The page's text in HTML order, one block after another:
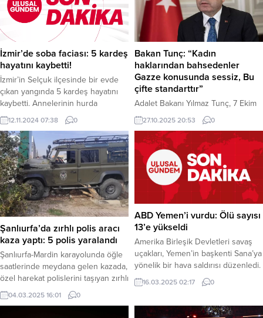
İzmir’de soba faciası: 5 kardeş
hayatını kaybetti!
İzmir’in Selçuk ilçesinde bir evde
çıkan yangında 5 kardeş hayatını
kaybetti. Annelerinin hurda
toplamak için evden ayrıldığı sırada
çıkan yangının, elektrik sobasının
devrilmesi sonucu meydana geldiği
tahmin ediliyor. Çevredekilerin
ihbarı üzerine olay yerine itfaiye ve
sağlık ekipleri sevk edildi. Yangın
söndürüldüğünde ise facianın
boyutu ortaya çıktı. Aynı odada
bulunan 5...
12.11.2024 07:38 0
Bakan Tunç: “Kadın
haklarından bahsedenler
Gazze konusunda sessiz, Bu
çifte standarttır”
Adalet Bakanı Yılmaz Tunç, 7 Ekim
2023’ten bu yana Gazze’nin bir
“açık hava hapishanesine”
dönüştüğünü belirterek, “Çocukları
ağlatanları ve öldürenleri
lanetliyoruz,” dedi. Bakan Tunç,
uluslararası kuruluşların ve kadın
hakları derneklerinin sessizliğini
“çifte standart” olarak nitelendirdi.
Haber Merkezi – Adalet Bakanı
Yılmaz Tunç, Gazze’de yaşanan
insanlık dramına ilişkin sert
açıklamalarda bulundu....
27.10.2025 20:53 0
Şanlıurfa’da zırhlı polis aracı
kaza yaptı: 5 polis yaralandı
Şanlıurfa-Mardin karayolunda öğle
saatlerinde meydana gelen kazada,
özel harekat polislerini taşıyan zırhlı
araç kontrolden çıkarak kaza yaptı.
Kazada 5 polis memuru yaralandı.
04.03.2025 16:01 0
ABD Yemen’i vurdu: Ölü sayısı
13’e yükseldi
Amerika Birleşik Devletleri savaş
uçakları, Yemen’in başkenti Sana’ya
yönelik bir hava saldırısı düzenledi.
Saldırılarda hayatını kaybedenlerin
sayısı artarak 13’e yükselirken, 9
Başkanı Donald Trump, sosyal
16.03.2025 02:17 0